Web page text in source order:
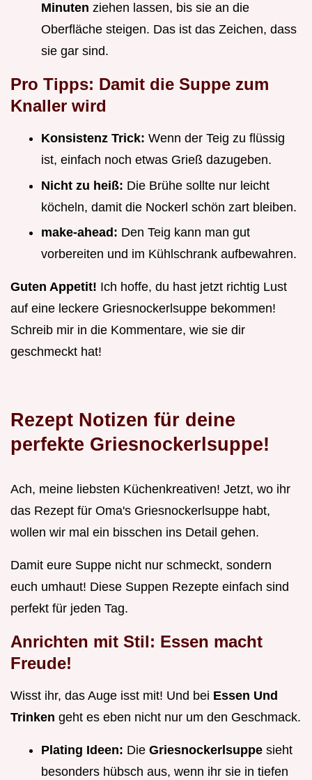
Minuten ziehen lassen, bis sie an die
Oberfläche steigen. Das ist das Zeichen, dass
sie gar sind.
Pro Tipps: Damit die Suppe zum
Knaller wird
Konsistenz Trick: Wenn der Teig zu flüssig
ist, einfach noch etwas Grieß dazugeben.
Nicht zu heiß: Die Brühe sollte nur leicht
köcheln, damit die Nockerl schön zart bleiben.
make-ahead: Den Teig kann man gut
vorbereiten und im Kühlschrank aufbewahren.
Guten Appetit! Ich hoffe, du hast jetzt richtig Lust
auf eine leckere Griesnockerlsuppe bekommen!
Schreib mir in die Kommentare, wie sie dir
geschmeckt hat!
Rezept Notizen für deine
perfekte Griesnockerlsuppe!
Ach, meine liebsten Küchenkreativen! Jetzt, wo ihr
das Rezept für Oma's Griesnockerlsuppe habt,
wollen wir mal ein bisschen ins Detail gehen.
Damit eure Suppe nicht nur schmeckt, sondern
euch umhaut! Diese Suppen Rezepte einfach sind
perfekt für jeden Tag.
Anrichten mit Stil: Essen macht
Freude!
Wisst ihr, das Auge isst mit! Und bei Essen Und
Trinken geht es eben nicht nur um den Geschmack.
Plating Ideen: Die Griesnockerlsuppe sieht
besonders hübsch aus, wenn ihr sie in tiefen